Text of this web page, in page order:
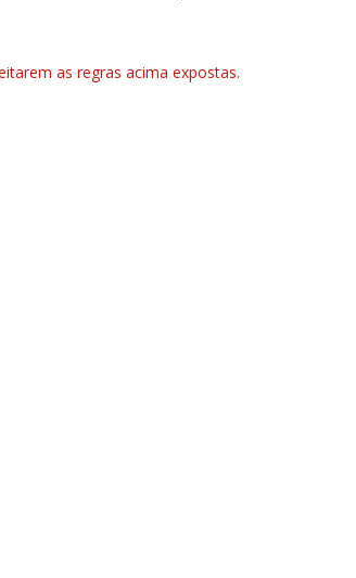
as regras acima expostas.